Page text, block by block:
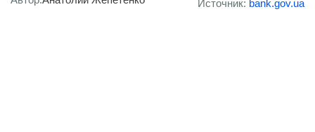
Источник: bank.gov.ua